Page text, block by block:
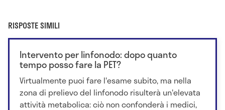
RISPOSTE SIMILI
Intervento per linfonodo: dopo quanto
tempo posso fare la PET?
Virtualmente puoi fare l'esame subito, ma nella
zona di prelievo del linfonodo risulterà un'elevata
attività metabolica: ciò non confonderà i medici,